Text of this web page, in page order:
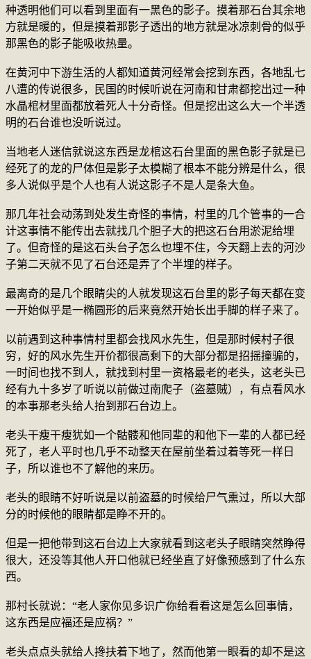
种透明他们可以看到里面有一黑色的影子。摸着那石台其余地
方就是暖的，但是摸着那影子透出的地方就是冰凉刺骨的似乎
那黑色的影子能吸收热量。
在黄河中下游生活的人都知道黄河经常会挖到东西，各地乱七
八遭的传说很多，民国的时候听说在河南和甘肃都挖出过一种
水晶棺材里面都放着死人十分奇怪。但是挖出这么大一个半透
明的石台谁也没听说过。
当地老人迷信就说这东西是龙棺这石台里面的黑色影子就是已
经死了的龙的尸体但是影子太模糊了根本不能分辨是什么，很
多人说似乎是个人也有人说这影子不是人是条大鱼。
那几年社会动荡到处发生奇怪的事情，村里的几个管事的一合
计这事情不能传出去就找几个胆子大的把这石台用淤泥给埋
了。但奇怪的是这石头台子怎么也埋不住，今天翻上去的河沙
子第二天就不见了石台还是弄了个半埋的样子。
最离奇的是几个眼睛尖的人就发现这石台里的影子每天都在变
一开始似乎是一椭圆形的后来竟然开始长出手脚的样子来了。
以前遇到这种事情村里都会找风水先生，但是那时候村子很
穷，好的风水先生开价都很高剩下的大部分都是招摇撞骗的，
一时间也找不到人，就找到村里一资格最老的老头，这老头已
经有九十多岁了听说以前做过南爬子（盗墓贼），有点看风水
的本事那老头给人抬到那石台边上。
老头干瘦干瘦犹如一个骷髅和他同辈的和他下一辈的人都已经
死了，老人平时也几乎不动整天在屋前坐着过着等死一样日
子，所以谁也不了解他的来历。
老头的眼睛不好听说是以前盗墓的时候给尸气熏过，所以大部
分的时候他的眼睛都是睁不开的。
但是一把他带到这石台边上大家就看到这老头子眼睛突然睁得
很大，还没等其他人开口他就已经坐直了好像预感到了什么东
西。
那村长就说：“老人家你见多识广你给看看这是怎么回事情，
这东西是应福还是应祸？”
老头点点头就给人搀扶着下地了，然而他第一眼看的却不是这